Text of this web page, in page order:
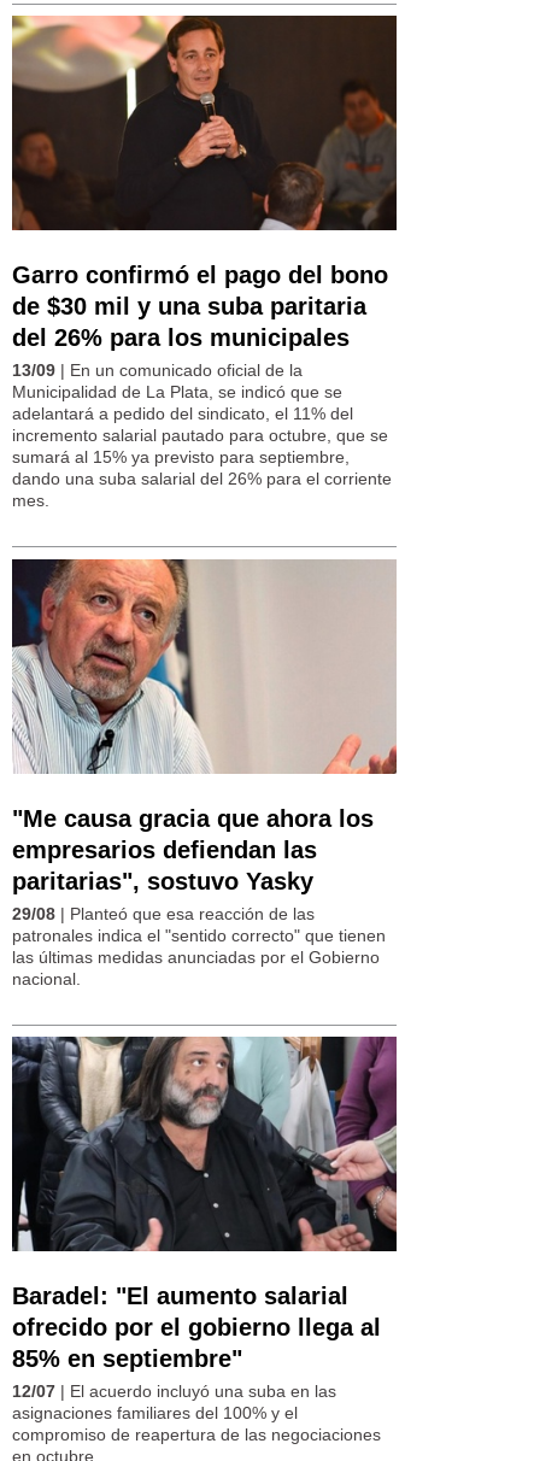
Garro confirmó el pago del bono
de $30 mil y una suba paritaria
del 26% para los municipales
13/09 | En un comunicado oficial de la
Municipalidad de La Plata, se indicó que se
adelantará a pedido del sindicato, el 11% del
incremento salarial pautado para octubre, que se
sumará al 15% ya previsto para septiembre,
dando una suba salarial del 26% para el corriente
mes.
"Me causa gracia que ahora los
empresarios defiendan las
paritarias", sostuvo Yasky
29/08 | Planteó que esa reacción de las
patronales indica el "sentido correcto" que tienen
las últimas medidas anunciadas por el Gobierno
nacional.
Baradel: "El aumento salarial
ofrecido por el gobierno llega al
85% en septiembre"
12/07 | El acuerdo incluyó una suba en las
asignaciones familiares del 100% y el
compromiso de reapertura de las negociaciones
en octubre.